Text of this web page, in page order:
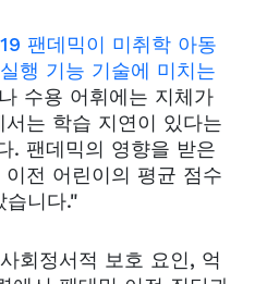
팬데믹이 미취학 아동
행 기능 기술에 미치는
수용 어휘에는 지체가
는 학습 지연이 있다는
. 팬데믹의 영향을 받은
전 어린이의 평균 점수
습니다."
회정서적 보호 요인, 억